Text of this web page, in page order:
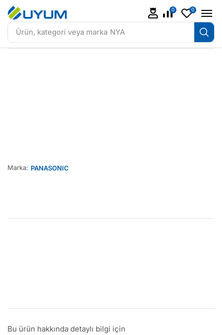
Ürün, kategori veya marka NYA
0 0
Marka: PANASONIC
Bu ürün hakkında detaylı bilgi için